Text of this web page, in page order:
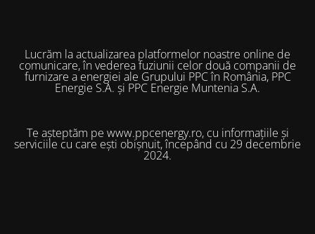
Lucrăm la actualizarea platformelor noastre online de
comunicare, în vederea fuziunii celor două companii de
furnizare a energiei ale Grupului PPC în România, PPC
Energie S.A. și PPC Energie Muntenia S.A.
Te așteptăm pe www.ppcenergy.ro, cu informațiile și
serviciile cu care ești obișnuit, începând cu 29 decembrie
2024.